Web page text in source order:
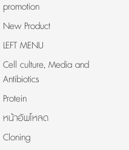
promotion
New Product
LEFT MENU
Cell culture, Media and
Antibiotics
Protein
หน้าอัพโหลด
Cloning